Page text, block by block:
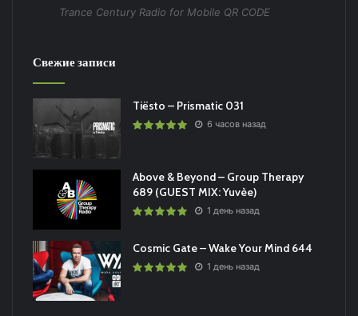
Trance Century Radio for Mobile QR CODE
Свежие записи
Tiësto – Prismatic 031
6 часов назад
Above & Beyond – Group Therapy
689 (GUEST MIX: Yuvèe)
1 день назад
Cosmic Gate – Wake Your Mind 644
1 день назад